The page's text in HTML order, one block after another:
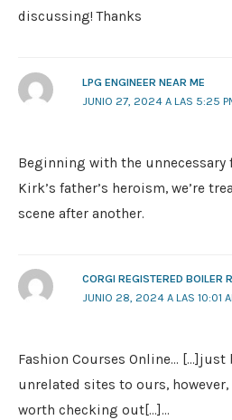
discussing! Thanks
LPG ENGINEER NEAR ME
JUNIO 27, 2024 A LAS 5:25
Beginning with the
Kirk’s father’s heroism, we’re
scene after another.
CORGI REGISTERED BOILER
JUNIO 28, 2024 A LAS 10:01
Fashion Courses Online… […]just
unrelated sites to ours,
worth checking out[…]…